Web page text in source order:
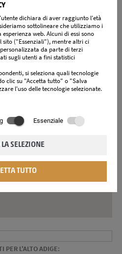
Castello 4
Tirolo presso Merano
| Italia
PER L'ALTO ADIGE:
dichiara di aver raggiunto l'età
sottolineare che utilizziamo i
web. Alcuni di essi sono
sito ("Essenziali"), mentre altri ci
da parte di terzi
sugli utenti a fini statistici
si seleziona quali tecnologie
clic su "Accetta tutto" o "Salva
l'uso delle tecnologie selezionate.
Essenziale
LA SELEZIONE
TUTTO